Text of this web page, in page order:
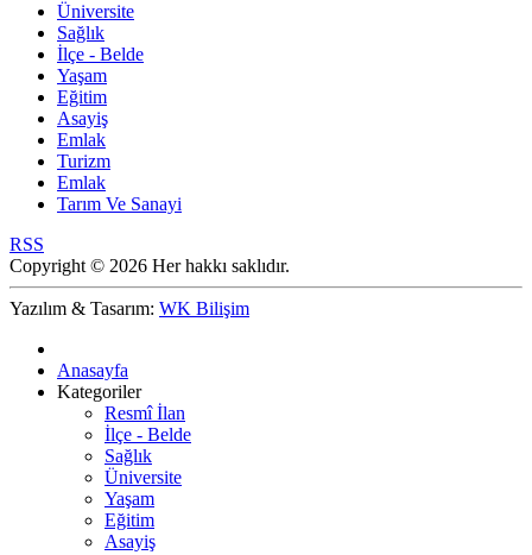
Üniversite
Sağlık
İlçe - Belde
Yaşam
Eğitim
Asayiş
Emlak
Turizm
Emlak
Tarım Ve Sanayi
RSS
Copyright © 2026 Her hakkı saklıdır.
Yazılım & Tasarım: WK Bilişim
Anasayfa
Kategoriler
Resmî İlan
İlçe - Belde
Sağlık
Üniversite
Yaşam
Eğitim
Asayiş